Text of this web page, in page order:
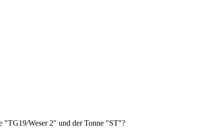
"TG19/Weser 2" und der Tonne "ST"?